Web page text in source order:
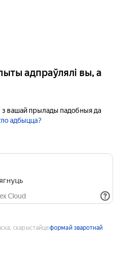
адпраўлялі вы, а
вашай прылады падобныя да
адбыцца?
Cloud
скарыстайцеформай зваротнай